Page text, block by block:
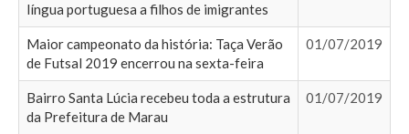
língua portuguesa a filhos de imigrantes
Maior campeonato da história: Taça Verão
de Futsal 2019 encerrou na sexta-feira
01/07/2019
Bairro Santa Lúcia recebeu toda a estrutura
da Prefeitura de Marau
01/07/2019